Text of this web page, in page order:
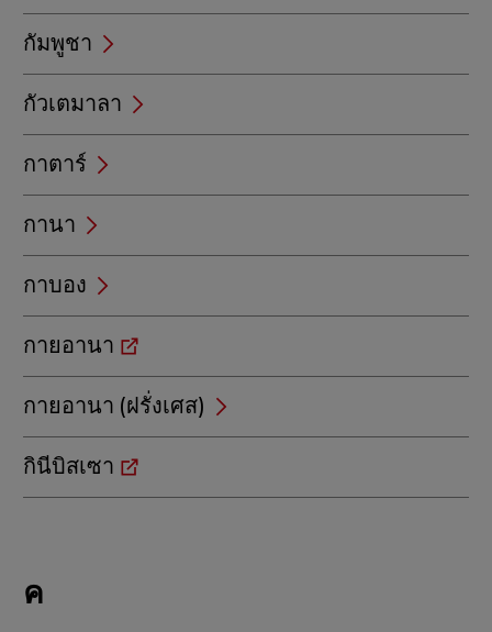
กัมพูชา
กัวเตมาลา
กาตาร์
กานา
กาบอง
กายอานา
กายอานา (ฝรั่งเศส)
กินีบิสเซา
beginning
ค